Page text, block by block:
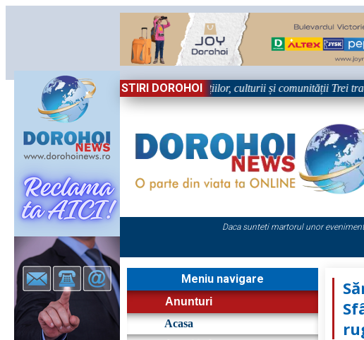
STIRI DOROHOI
Sărbătoare!” – trei zile dedicate tradițiilor, culturii și comunității Trei tradiții.
Daca sunteti martorul unor
Meniu navigare
Anunturi
Acasa